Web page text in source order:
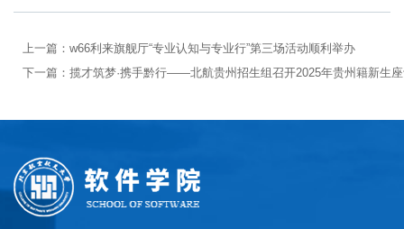
上一篇： w66利来旗舰厅“专业认知与专业行”第三场活动顺利举办
下一篇： 揽才筑梦·携手黔行——北航贵州招生组召开2025年贵州籍新生